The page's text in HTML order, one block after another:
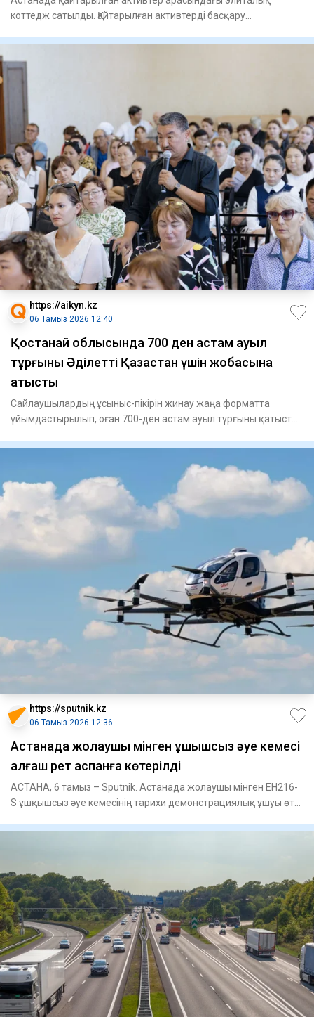
коттедж сатылды. Қайтарылған активтерді басқару
https://aikyn.kz
06 Тамыз 2026 12:40
Қостанай облысында 700 ден астам ауыл
тұрғыны Әділетті Қазақстан үшін жобасына
қатысты
Сайлаушылардың ұсыныс-пікірін жинау жаңа форматта
ұйымдастырылып, оған 700-ден астам ауыл тұрғыны қатысты.
https://sputnik.kz
06 Тамыз 2026 12:36
Астанада жолаушы мінген ұшқышсыз әуе кемесі
алғаш рет аспанға көтерілді
АСТАНА, 6 тамыз – Sputnik. Астанада жолаушы мінген EH216-
S ұшқышсыз әуе кемесінің тарихи демонстрациялық ұшуы өтті,